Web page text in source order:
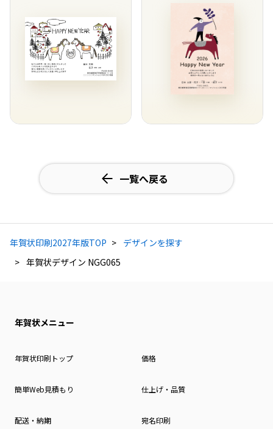
一覧へ戻る
年賀状印刷2027年版TOP
デザインを探す
年賀状デザイン NGG065
年賀状メニュー
年賀状印刷トップ 価格
簡単Web見積もり 仕上げ・品質
配送・納期 宛名印刷